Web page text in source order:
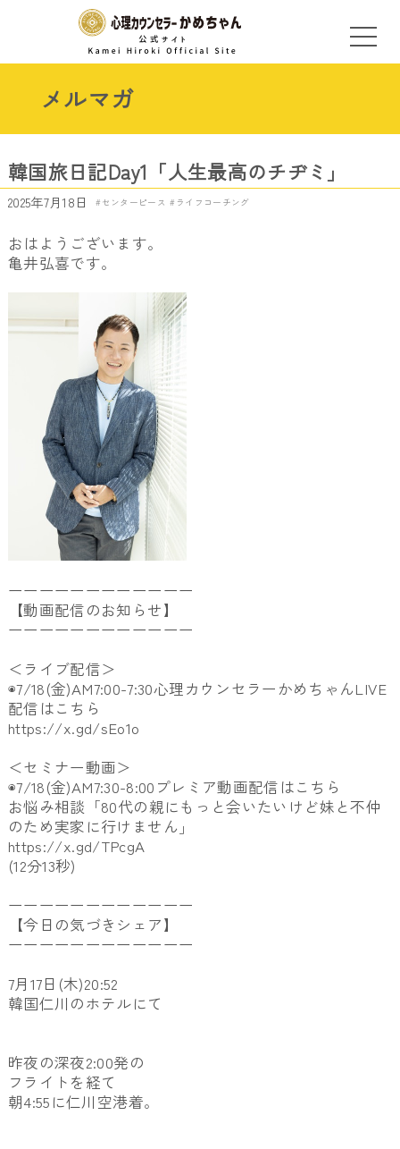
メルマガ
韓国旅日記Day1「人生最高のチヂミ」
2025年7月18日 センターピース ライフコーチング
おはようございます。
亀井弘喜です。
ーーーーーーーーーーーー
【動画配信のお知らせ】
ーーーーーーーーーーーー
＜ライブ配信＞
◉7/18(金)AM7:00-7:30心理カウンセラーかめちゃんLIVE
配信はこちら
https://x.gd/sEo1o
＜セミナー動画＞
◉7/18(金)AM7:30-8:00プレミア動画配信はこちら
お悩み相談「80代の親にもっと会いたいけど妹と不仲
のため実家に行けません」
https://x.gd/TPcgA
(12分13秒)
ーーーーーーーーーーーー
【今日の気づきシェア】
ーーーーーーーーーーーー
7月17日(木)20:52
韓国仁川のホテルにて
昨夜の深夜2:00発の
フライトを経て
朝4:55に仁川空港着。